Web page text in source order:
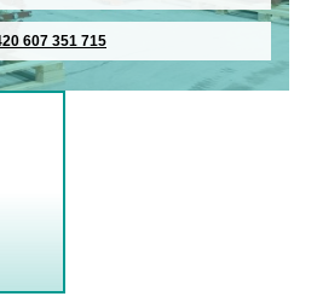
607 351 715